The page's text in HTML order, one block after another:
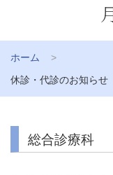
ホーム
休診・代診のお知ら
総合診療科